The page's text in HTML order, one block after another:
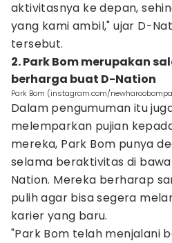
aktivitasnya ke depan,
yang kami ambil," ujar D-
tersebut.
2. Park Bom merupakan
berharga buat D-Nation
Park Bom (instagram.com/
Dalam pengumuman itu
melemparkan pujian
mereka, Park Bom punya
selama beraktivitas di
Nation. Mereka berharap
pulih agar bisa segera
karier yang baru.
"Park Bom telah menjalani